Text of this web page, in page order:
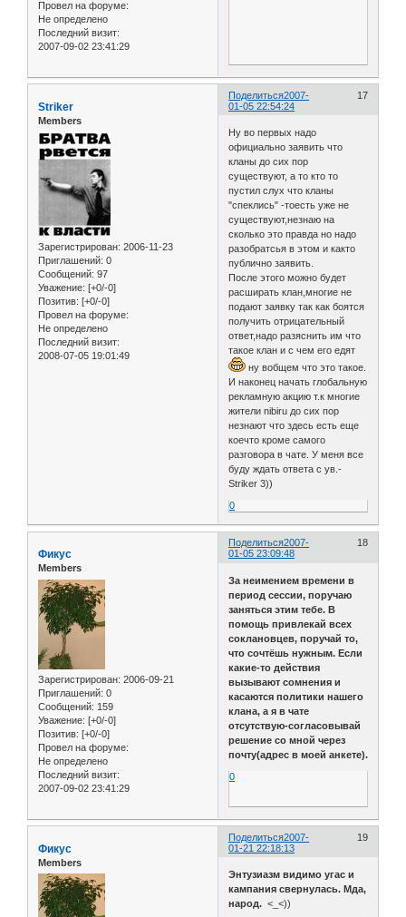
Провел на форуме:
Не определено
Последний визит:
2007-09-02 23:41:29
Поделиться 17
2007-
01-05 22:54:24
Striker
Members
Зарегистрирован: 2006-11-23
Приглашений: 0
Сообщений: 97
Уважение: [+0/-0]
Позитив: [+0/-0]
Провел на форуме:
Не определено
Последний визит:
2008-07-05 19:01:49
Ну во первых надо
официально заявить что
кланы до сих пор
существуют, а то кто то
пустил слух что кланы
"спеклись" -тоесть уже не
существуют,незнаю на
сколько это правда но надо
разобратсья в этом и както
публично заявить.
После этого можно будет
расширать клан,многие не
подают заявку так как боятся
получить отрицательный
ответ,надо разяснить им что
такое клан и с чем его едят
ну вобщем что это такое.
И наконец начать глобальную
рекламную акцию т.к многие
жители nibiru до сих пор
незнают что здесь есть еще
коечто кроме самого
разговора в чате. У меня все
буду ждать ответа с ув.-
Striker 3))
0
Поделиться 18
2007-
01-05 23:09:48
Фикус
Members
Зарегистрирован: 2006-09-21
Приглашений: 0
Сообщений: 159
Уважение: [+0/-0]
Позитив: [+0/-0]
Провел на форуме:
Не определено
Последний визит:
2007-09-02 23:41:29
За неимением времени в
период сессии, поручаю
заняться этим тебе. В
помощь привлекай всех
соклановцев, поручай то,
что сочтёшь нужным. Если
какие-то действия
вызывают сомнения и
касаются политики нашего
клана, а я в чате
отсутствую-согласовывай
решение со мной через
почту(адрес в моей анкете).
0
Поделиться 19
2007-
01-21 22:18:13
Фикус
Members
Энтузиазм видимо угас и
кампания свернулась. Мда,
народ. <_<))